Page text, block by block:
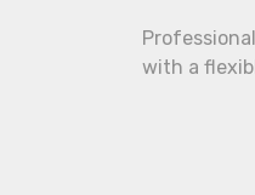
with a